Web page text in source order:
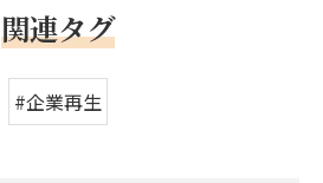
関連タグ
#企業再生